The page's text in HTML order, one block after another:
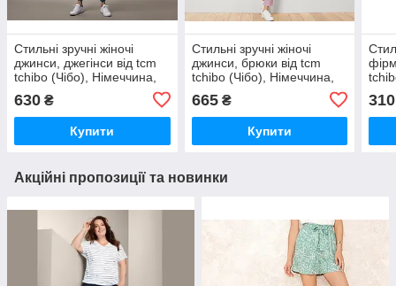
Стильні зручні жіночі
джинси, джегінси від tcm
tchibo (Чібо), Німеччина,
630 ₴
Купити
Стильні зручні жіночі
джинси, брюки від tcm
tchibo (Чібо), Німеччина,
665₴
Купити
310
Акційні пропозиції та новинки